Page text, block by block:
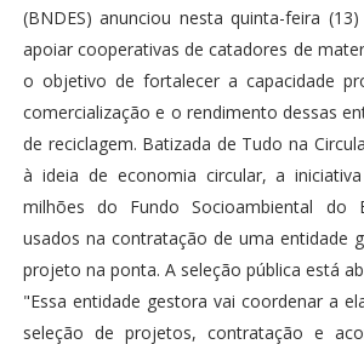
(BNDES) anunciou nesta quinta-feira
apoiar cooperativas de catadores de
o objetivo de fortalecer a capacidade
comercialização e o rendimento dessas
de reciclagem. Batizada de Tudo na
à ideia de economia circular, a
milhões do Fundo Socioambiental do
usados na contratação de uma entidade
projeto na ponta. A seleção pública está
"Essa entidade gestora vai coordenar a
seleção de projetos, contratação e